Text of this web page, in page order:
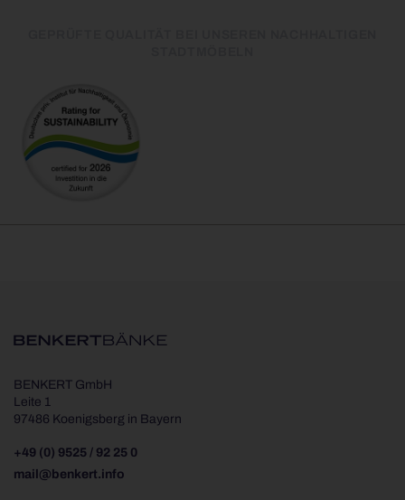
BENKERT GmbH
Leite 1
97486 Koenigsberg in Bayern
+49 (0) 9525 / 92 25 0
mail@benkert.info